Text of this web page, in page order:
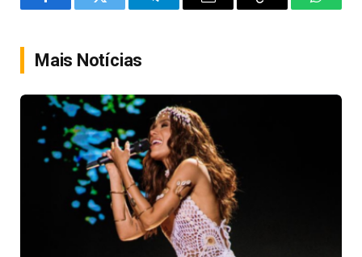
FacebookTwitter TelegramEmail
Copy
Mais Notícias